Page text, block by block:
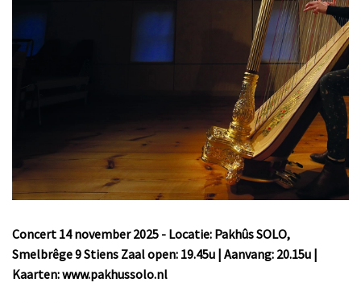
Concert 14 november 2025 - Locatie: Pakhûs SOLO,
Smelbrêge 9 Stiens Zaal open: 19.45u | Aanvang: 20.15u |
Kaarten: www.pakhussolo.nl